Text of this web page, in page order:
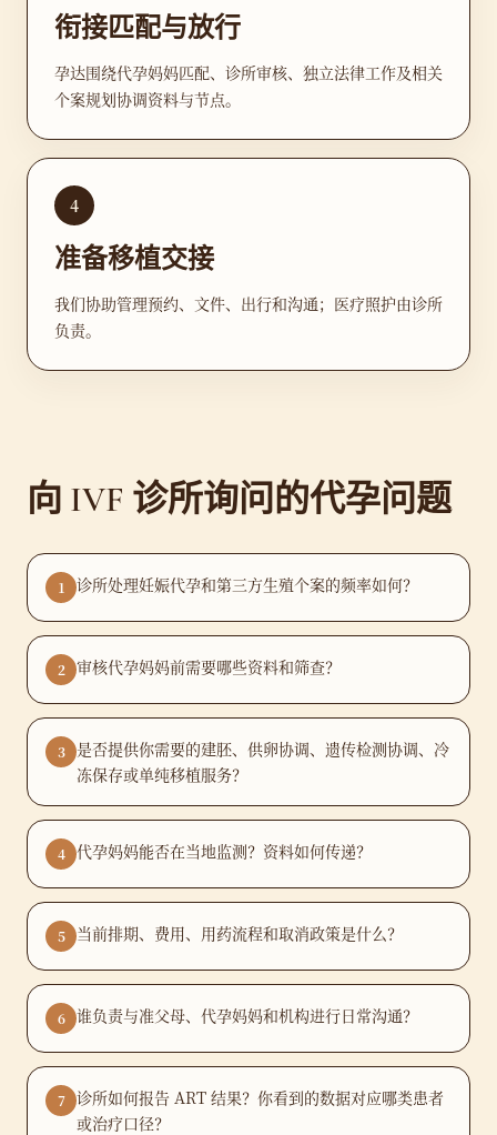
衔接匹配与放行
孕达围绕代孕妈妈匹配、诊所审核、独立法律工作及相关
个案规划协调资料与节点。
4
准备移植交接
我们协助管理预约、文件、出行和沟通；医疗照护由诊所
负责。
向 IVF 诊所询问的代孕问题
1 诊所处理妊娠代孕和第三方生殖个案的频率如何？
2 审核代孕妈妈前需要哪些资料和筛查？
3
是否提供你需要的建胚、供卵协调、遗传检测协调、冷
冻保存或单纯移植服务？
4 代孕妈妈能否在当地监测？资料如何传递？
5 当前排期、费用、用药流程和取消政策是什么？
6 谁负责与准父母、代孕妈妈和机构进行日常沟通？
7
诊所如何报告 ART 结果？你看到的数据对应哪类患者
或治疗口径？